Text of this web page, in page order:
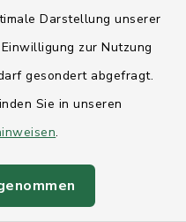
Darstellung unserer
zur Nutzung
gesondert abgefragt.
Sie in unseren
.